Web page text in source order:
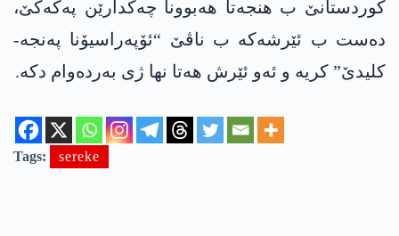
کوردستانێ ب ھنجەتا ھەبوونا چەکدارێن پەکەکێ،
دەست ب ئێرشەکە ب ناڤێ “ئۆپەراسیۆنا پەنجە-
کلیدێ” کریە و ئەو ئێرش ھەتا نھا ژی بەردەوام دکە.
Tags: sereke